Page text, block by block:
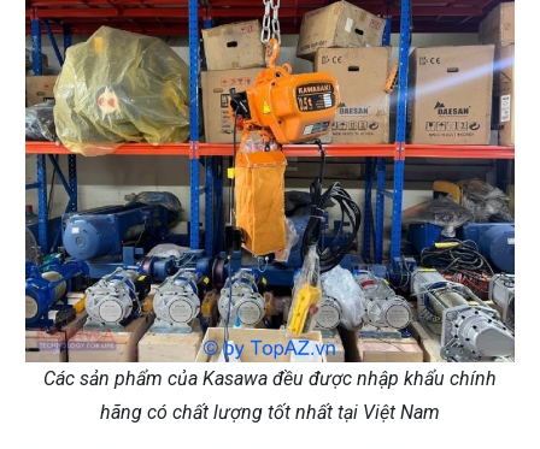
Các sản phẩm của Kasawa đều được nhập khẩu chính
hãng có chất lượng tốt nhất tại Việt Nam